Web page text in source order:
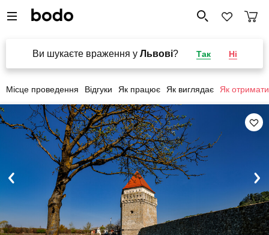
Ви шукаєте враження у Львові? Так Ні
Місце проведення Відгуки Як працює Як виглядає Як отримати